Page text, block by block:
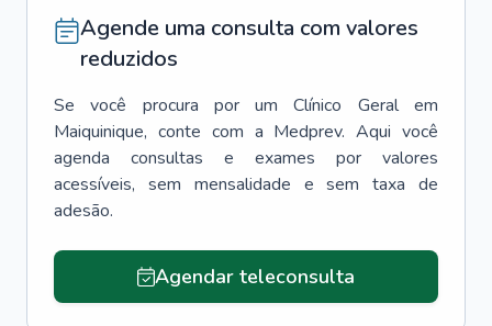
Agende uma consulta com valores
reduzidos
Se você procura por um Clínico Geral
em
Maiquinique, conte com a Medprev. Aqui você
agenda consultas e exames por valores
acessíveis, sem mensalidade e sem taxa de
adesão.
Agendar teleconsulta